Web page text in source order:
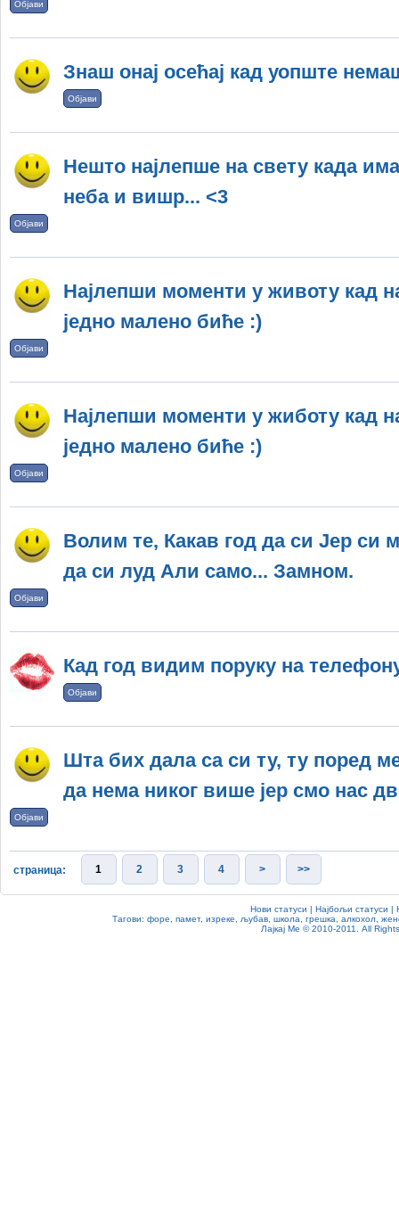
Објави
Знаш онај осећај кад уопште
Објави
Нешто најлепше на свету када
неба и вишр... <3
Објави
Најлепши моменти у животу кад
једно малено биће :)
Објави
Најлепши моменти у жиботу кад
једно малено биће :)
Објави
Волим те, Какав год да си Јер си
да си луд Али само... Замном.
Објави
Кад год видим поруку на
Објави
Шта бих дала са си ту, ту поред
да нема никог више јер смо нас
Објави
страница: 1 2 3 4 > >>
Нови статуси | Најбољи статуси |
Тагови:форе ,памет,изреке љубав ,школа ,грешка ,алкохол ,
Лајкај Ме © 2010-2011. All